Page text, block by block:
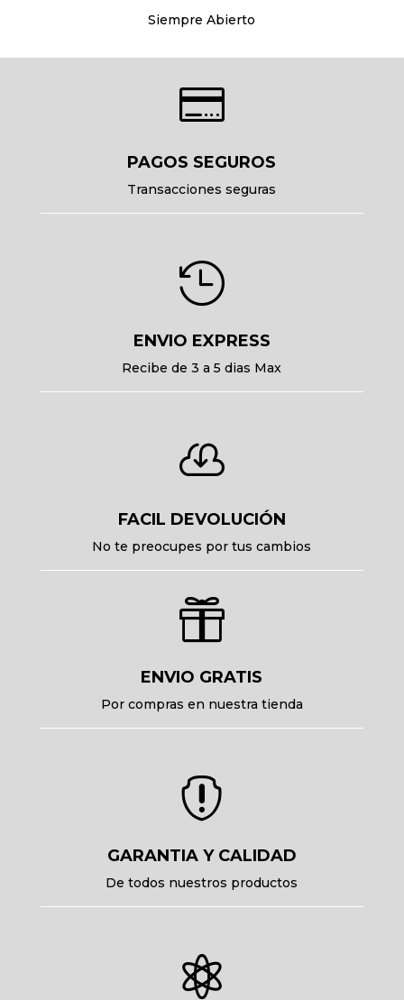
Siempre Abierto

PAGOS SEGUROS
Transacciones seguras

ENVIO EXPRESS
Recibe de 3 a 5 dias Max

FACIL DEVOLUCIÓN
No te preocupes por tus cambios

ENVIO GRATIS
Por compras en nuestra tienda

GARANTIA Y CALIDAD
De todos nuestros productos
